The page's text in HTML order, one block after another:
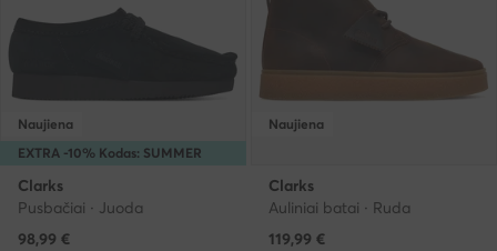
EXTRA -10% Kodas: SUMMER
Naujiena
Clarks
Pusbačiai · Juoda
98,99 €
Naujiena
Clarks
Auliniai batai · Ruda
119,99 €